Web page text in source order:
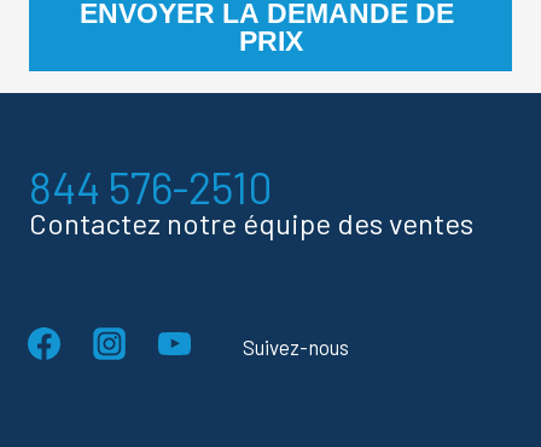
844 576-2510
Contactez notre équipe des ventes
Suivez-nous